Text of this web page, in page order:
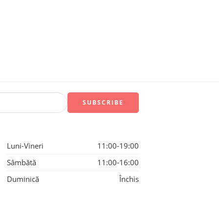
Luni-Vineri
11:00-19:00
Sâmbătă
11:00-16:00
Duminică
Închis